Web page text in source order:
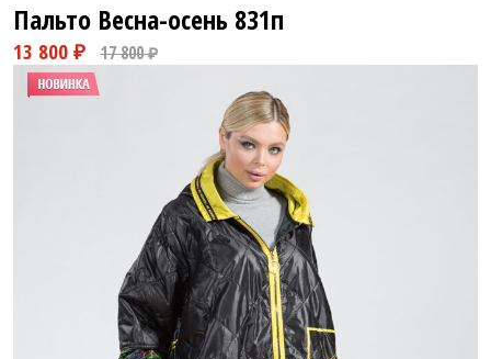
Пальто Весна-осень 831п